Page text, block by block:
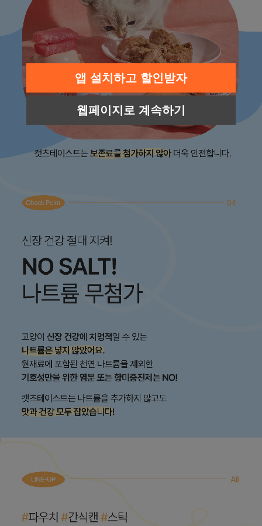
앱 설치하고 할인받자
웹페이지로 계속하기